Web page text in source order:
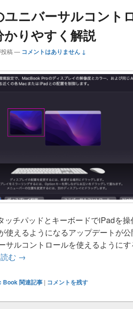
ユニバーサルコント
かりやすく解説
稿 — コメントはありません ↓
ッチパッドとキーボードでiPadを
使えるようになるアップデートが公
サルコントロールを使えるようにす
む MacとiPadのユニバーサルコン
→
Book 関連記事 | コメントを残す